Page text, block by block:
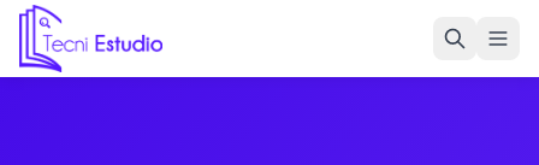
Ir a la página de inicio de Tecni Estudio